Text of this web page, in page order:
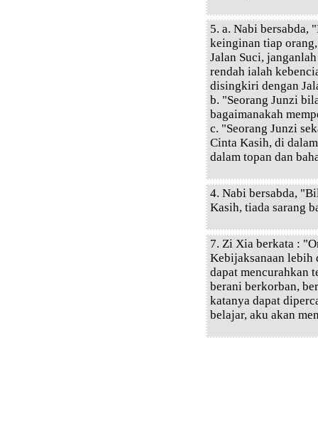
5. a. Nabi bersabda,
keinginan tiap
Jalan Suci,
rendah ialah
disingkiri dengan
b. "Seorang Junzi
bagaimanakah
c. "Seorang Junzi
Cinta Kasih, di
dalam topan dan
4. Nabi bersabda,
Kasih, tiada sarang
7. Zi Xia berkata :
Kebijaksanaan lebih
dapat mencurahkan
berani berkorban,
katanya dapat
belajar, aku akan